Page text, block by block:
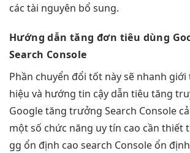
các tài nguyên bổ sung.
Hướng dẫntăng đơn tiêu dùng
Search Console
Phần chuyển đổi tốt này sẽ nhanh giới
hiệu và hướng tin cậy dẫn tiêu tăng
Googletăng trưởng Search Console
một số chức năng uy tín cao cần thiết
gg ổn định cao search Console ổn định